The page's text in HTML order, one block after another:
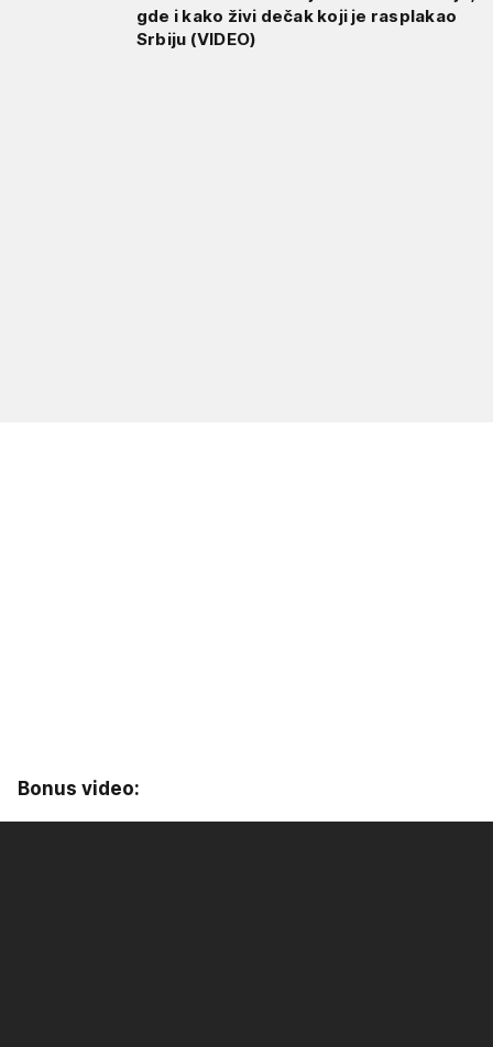
gde i kako živi dečak koji je rasplakao
Srbiju (VIDEO)
Bonus video: